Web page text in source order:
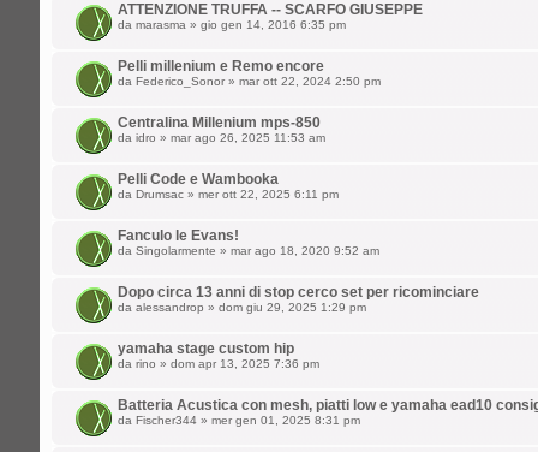
ATTENZIONE TRUFFA -- SCARFO GIUSEPPE
da marasma » gio gen 14, 2016 6:35 pm
Pelli millenium e Remo encore
da Federico_Sonor » mar ott 22, 2024 2:50 pm
Centralina Millenium mps-850
da idro » mar ago 26, 2025 11:53 am
Pelli Code e Wambooka
da Drumsac » mer ott 22, 2025 6:11 pm
Fanculo le Evans!
da Singolarmente » mar ago 18, 2020 9:52 am
Dopo circa 13 anni di stop cerco set per ricominciare
da alessandrop » dom giu 29, 2025 1:29 pm
yamaha stage custom hip
da rino » dom apr 13, 2025 7:36 pm
Batteria Acustica con mesh, piatti low e yamaha ead10
da Fischer344 » mer gen 01, 2025 8:31 pm